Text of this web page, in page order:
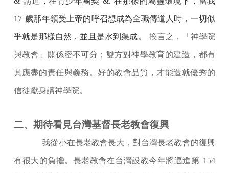
17 歲那年領受上帝的呼召想成為全職傳道人時，一切似
乎就是那樣自然，並且是水到渠成。 換言之，「神學院
與教會」關係密不可分；雙方對神學教育的建造，都有
其應盡的責任與義務。好的教會品質，才能造就優秀的
信徒獻身讀神學院。
二、期待看見台灣基督長老教會復興
我從小在長老教會長大，對台灣長老教會的復興
有很大的負擔。長老教會在台灣設教今年將邁進第 154